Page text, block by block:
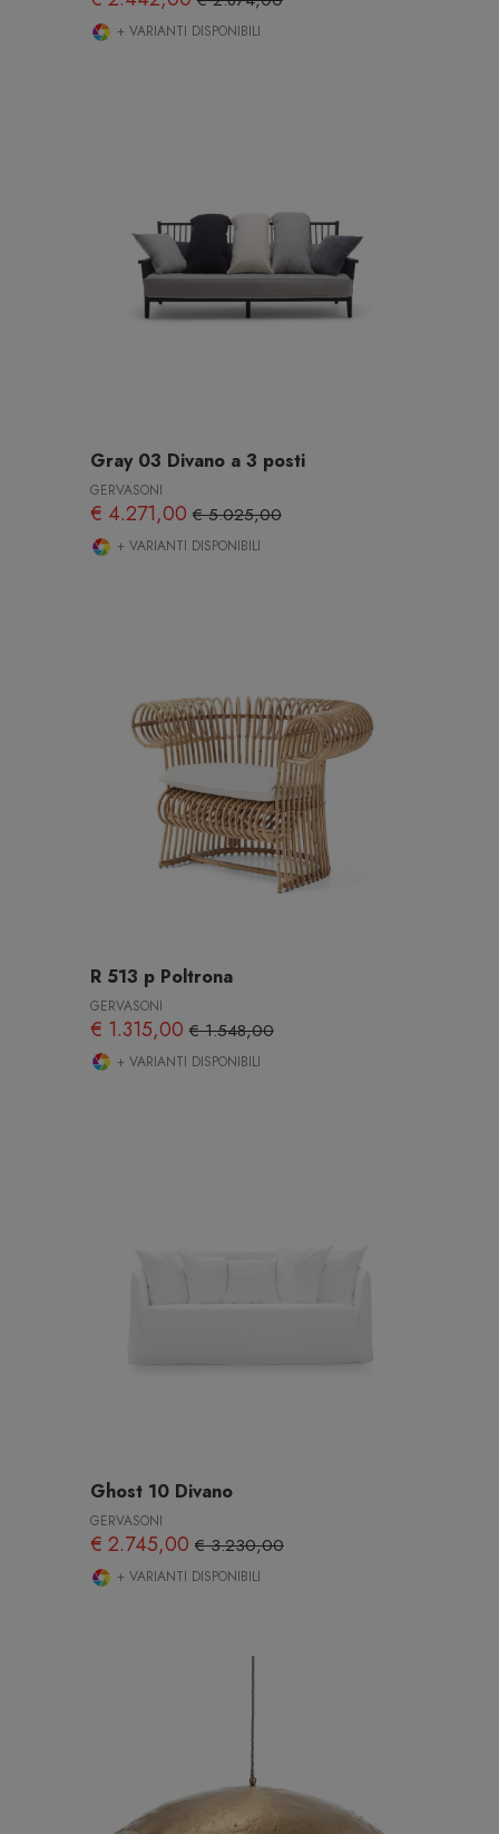
+ VARIANTI DISPONIBILI
Gray 03 Divano a 3 posti
GERVASONI
€ 4.271,00€ 5.025,00
+ VARIANTI DISPONIBILI
R 513 p Poltrona
GERVASONI
€ 1.315,00€ 1.548,00
+ VARIANTI DISPONIBILI
Ghost 10 Divano
GERVASONI
€ 2.745,00€ 3.230,00
+ VARIANTI DISPONIBILI